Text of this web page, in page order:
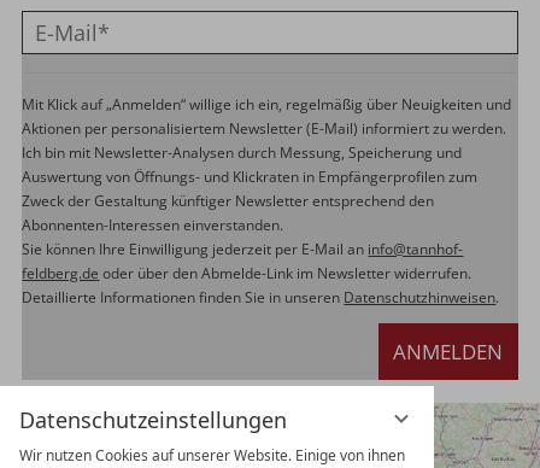
Datenschutzeinstellungen
Wir nutzen Cookies auf unserer Website. Einige von ihnen
Mit Klick auf „Anmelden“ willige ich ein, regelmäßig über Neuigkeiten und
Aktionen per personalisiertem Newsletter (E-Mail) informiert zu werden.
Ich bin mit Newsletter-Analysen durch Messung, Speicherung und
Auswertung von Öffnungs- und Klickraten in Empfängerprofilen zum
Zweck der Gestaltung künftiger Newsletter entsprechend den
Abonnenten-Interessen einverstanden.
Sie können Ihre Einwilligung jederzeit per E-Mail an info@tannhof-
feldberg.de oder über den Abmelde-Link im Newsletter widerrufen.
Detaillierte Informationen finden Sie in unseren Datenschutzhinweisen.
ANMELDEN